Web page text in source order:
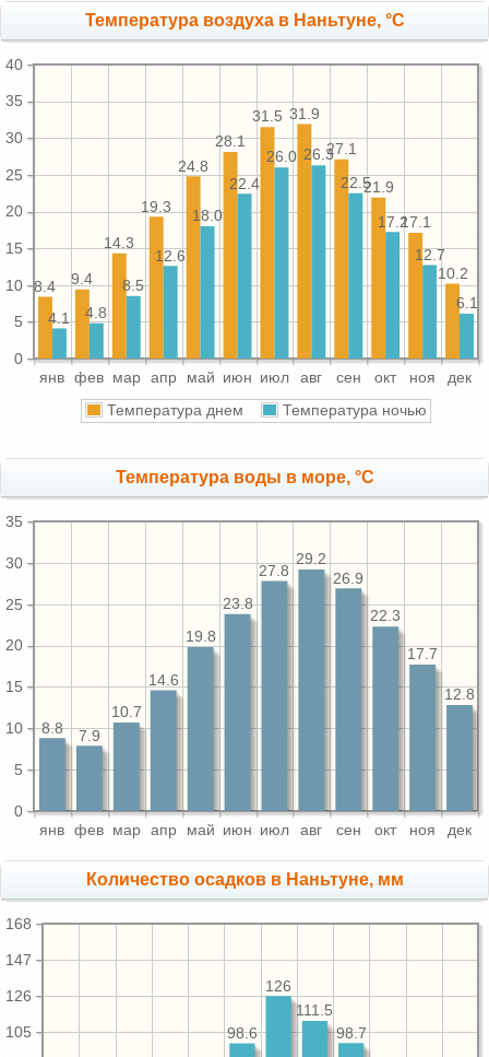
Температура воздуха в Наньтуне, °C
янв фев мар апр май июн июл авг сен окт ноя дек
0
5
10
15
20
25
30
35
40
10.2
17.1
21.9
27.1
31.9
31.5
28.1
24.8
19.3
14.3
9.4
8.4
6.1
12.7
17.2
22.5
26.3
26.0
22.4
18.0
12.6
8.5
4.8
4.1
Температура днем Температура ночью
Температура воды в море, °C
янв фев мар апр май июн июл авг сен окт ноя дек
0
5
10
15
20
25
30
35
12.8
17.7
22.3
26.9
29.2
27.8
23.8
19.8
14.6
10.7
7.9
8.8
Количество осадков в Наньтуне, мм
105
126
147
168
98.7
111.5
126
98.6